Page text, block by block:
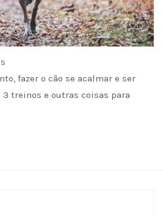
fazer o cão se acalmar e ser
treinos e outras coisas para